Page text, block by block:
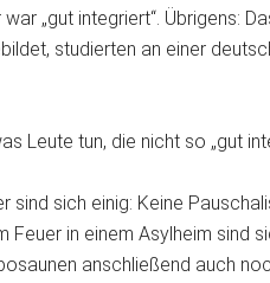
war „gut integriert“. Übrigens:
studierten an einer
Leute tun, die nicht so „gut
sind sich einig: Keine
Feuer in einem Asylheim sind
anschließend auch